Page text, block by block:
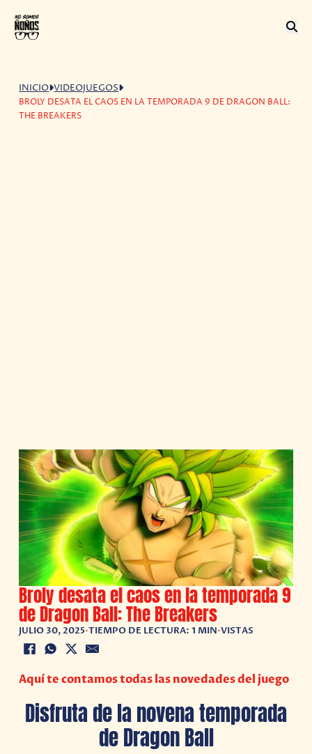
INICIO VIDEOJUEGOS
BROLY DESATA EL CAOS EN LA TEMPORADA 9 DE DRAGON BALL:
THE BREAKERS
Broly desata el caos en la temporada 9
de Dragon Ball: The Breakers
JULIO 30, 2025•TIEMPO DE LECTURA: 1 MIN•VISTAS
Aquí te contamos todas las novedades del juego
Disfruta de la novena temporada
de Dragon Ball